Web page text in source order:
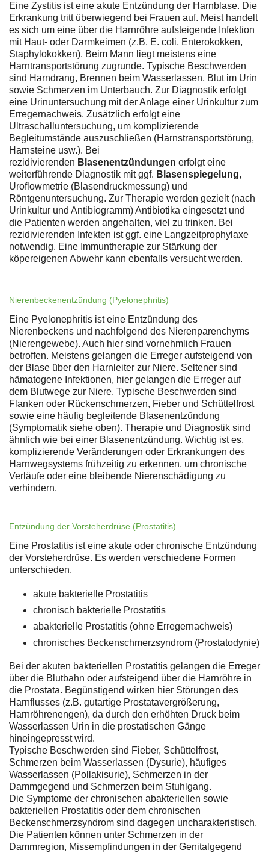
Eine Zystitis ist eine akute Entzündung der Harnblase. Die
Erkrankung tritt überwiegend bei Frauen auf. Meist handelt
es sich um eine über die Harnröhre aufsteigende Infektion
mit Haut- oder Darmkeimen (z.B. E. coli, Enterokokken,
Staphylokokken). Beim Mann liegt meistens eine
Harntransportstörung zugrunde. Typische Beschwerden
sind Harndrang, Brennen beim Wasserlassen, Blut im Urin
sowie Schmerzen im Unterbauch. Zur Diagnostik erfolgt
eine Urinuntersuchung mit der Anlage einer Urinkultur zum
Erregernachweis. Zusätzlich erfolgt eine
Ultraschalluntersuchung, um komplizierende
Begleitumstände auszuschließen (Harnstransportstörung,
Harnsteine usw.). Bei
rezidivierenden Blasenentzündungen erfolgt eine
weiterführende Diagnostik mit ggf. Blasenspiegelung,
Uroflowmetrie (Blasendruckmessung) und
Röntgenuntersuchung. Zur Therapie werden gezielt (nach
Urinkultur und Antibiogramm) Antibiotika eingesetzt und
die Patienten werden angehalten, viel zu trinken. Bei
rezidivierenden Infekten ist ggf. eine Langzeitprophylaxe
notwendig. Eine Immuntherapie zur Stärkung der
köpereigenen Abwehr kann ebenfalls versucht werden.
Nierenbeckenentzündung (Pyelonephritis)
Eine Pyelonephritis ist eine Entzündung des
Nierenbeckens und nachfolgend des Nierenparenchyms
(Nierengewebe). Auch hier sind vornehmlich Frauen
betroffen. Meistens gelangen die Erreger aufsteigend von
der Blase über den Harnleiter zur Niere. Seltener sind
hämatogene Infektionen, hier gelangen die Erreger auf
dem Blutwege zur Niere. Typische Beschwerden sind
Flanken oder Rückenschmerzen, Fieber und Schüttelfrost
sowie eine häufig begleitende Blasenentzündung
(Symptomatik siehe oben). Therapie und Diagnostik sind
ähnlich wie bei einer Blasenentzündung. Wichtig ist es,
komplizierende Veränderungen oder Erkrankungen des
Harnwegsystems frühzeitig zu erkennen, um chronische
Verläufe oder eine bleibende Nierenschädigung zu
verhindern.
Entzündung der Vorsteherdrüse (Prostatitis)
Eine Prostatitis ist eine akute oder chronische Entzündung
der Vorsteherdrüse. Es werden verschiedene Formen
unterschieden.
akute bakterielle Prostatitis
chronisch bakterielle Prostatitis
abakterielle Prostatitis (ohne Erregernachweis)
chronisches Beckenschmerzsyndrom (Prostatodynie)
Bei der akuten bakteriellen Prostatitis gelangen die Erreger
über die Blutbahn oder aufsteigend über die Harnröhre in
die Prostata. Begünstigend wirken hier Störungen des
Harnflusses (z.B. gutartige Prostatavergrößerung,
Harnröhrenengen), da durch den erhöhten Druck beim
Wasserlassen Urin in die prostatischen Gänge
hineingepresst wird.
Typische Beschwerden sind Fieber, Schüttelfrost,
Schmerzen beim Wasserlassen (Dysurie), häufiges
Wasserlassen (Pollakisurie), Schmerzen in der
Dammgegend und Schmerzen beim Stuhlgang.
Die Symptome der chronischen abakteriellen sowie
bakteriellen Prostatitis oder dem chronischen
Beckenschmerzsyndrom sind dagegen uncharakteristisch.
Die Patienten können unter Schmerzen in der
Dammregion, Missempfindungen in der Genitalgegend